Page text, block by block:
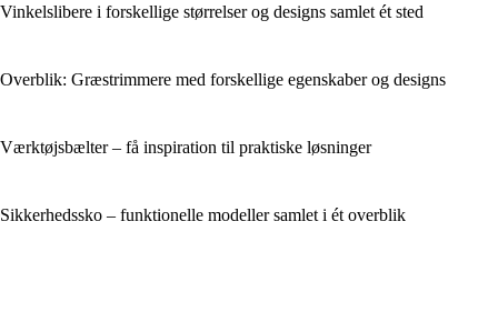
Vinkelslibere i forskellige størrelser og designs samlet ét sted
Overblik: Græstrimmere med forskellige egenskaber og designs
Værktøjsbælter – få inspiration til praktiske løsninger
Sikkerhedssko – funktionelle modeller samlet i ét overblik